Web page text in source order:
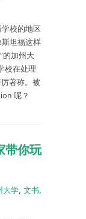
校的地区
坦福这样
的加州大
校在处理
著称。被
呢？
带你玩
大学, 文书,